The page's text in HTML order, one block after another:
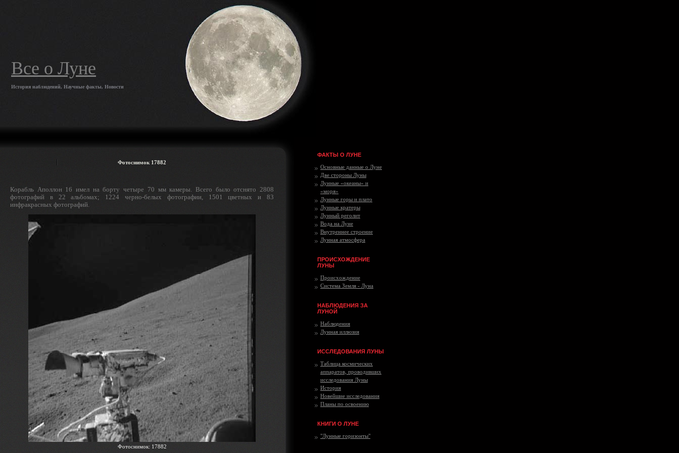
Все о Луне
История наблюдений, Научные факты, Новости
Фотоснимок 17882
Корабль Аполлон 16 имел на борту четыре 70 мм камеры. Всего было отснято 2808
фотографий в 22 альбомах; 1224 черно-белых фотографии, 1501 цветных и 83
инфракрасных фотографий.
Фотоснимок: 17882
ФАКТЫ О ЛУНЕ
Основные данные о Луне
Две стороны Луны
Лунные «океаны» и
«моря»
Лунные горы и плато
Лунные кратеры
Лунный реголит
Вода на Луне
Внутреннее строение
Лунная атмосфера
ПРОИСХОЖДЕНИЕ
ЛУНЫ
Происхождение
Система Земля - Луна
НАБЛЮДЕНИЯ ЗА
ЛУНОЙ
Наблюдения
Лунная иллюзия
ИССЛЕДОВАНИЯ ЛУНЫ
Таблица космических
аппаратов, проводивших
исследования Луны
История
Новейшие исследования
Планы по освоению
КНИГИ О ЛУНЕ
"Лунные горизонты"